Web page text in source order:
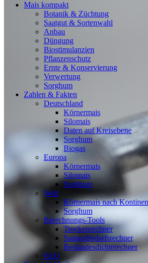
Mais kompakt
Botanik & Züchtung
Saatgut & Sortenwahl
Anbau
Düngung
Biostimulanzien
Pflanzenschutz
Ernte & Konservierung
Verwertung
Sorghum
Zahlen & Fakten
Deutschland
Körnermais
Silomais
Daten auf Kreisebene
Sorghum
Biogas
Europa
Körnermais
Silomais
Sorghum
Welt
Körnermais nach
Sorghum
Berechnungs-Tools
Trockenrechner
Saatgutbedarfsrechner
Bestandesdichterechner
FAQ